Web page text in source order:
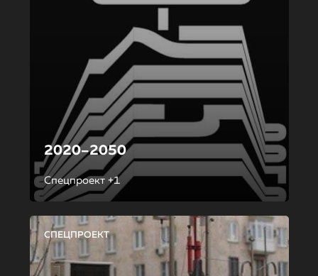
2020–2050
Спецпроект +1
СПЕЦПРОЕКТ